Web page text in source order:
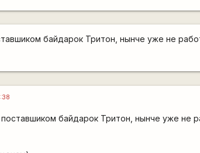
байдарок Тритон, нынче уже не
байдарок Тритон, нынче уже не